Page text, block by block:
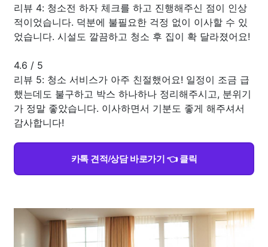
리뷰 4: 청소전 하자 체크를 하고 진행해주신 점이 인상
적이었습니다. 덕분에 불필요한 걱정 없이 이사할 수 있
었습니다. 시설도 깔끔하고 청소 후 집이 확 달라졌어요!
4.6 / 5
리뷰 5: 청소 서비스가 아주 친절했어요! 일정이 조금 급
했는데도 불구하고 박스 하나하나 정리해주시고, 분위기
가 정말 좋았습니다. 이사하면서 기분도 좋게 해주셔서
감사합니다!
카톡 견적/상담 바로가기 👈 클릭